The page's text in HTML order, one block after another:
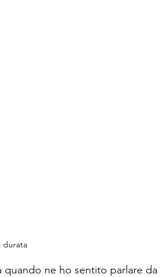
durata
quando ne ho sentito parlare da